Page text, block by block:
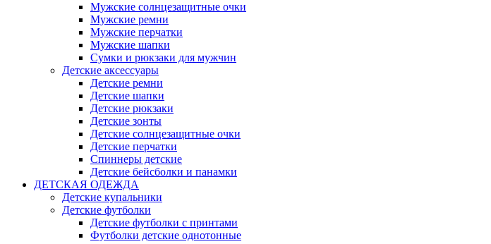
Мужские солнцезащитные очки
Мужские ремни
Мужские перчатки
Мужские шапки
Сумки и рюкзаки для мужчин
Детские аксессуары
Детские ремни
Детские шапки
Детские рюкзаки
Детские зонты
Детские солнцезащитные очки
Детские перчатки
Спиннеры детские
Детские бейсболки и панамки
ДЕТСКАЯ ОДЕЖДА
Детские купальники
Детские футболки
Детские футболки с принтами
Футболки детские однотонные